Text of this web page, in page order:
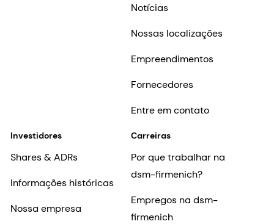
Notícias
Nossas localizações
Empreendimentos
Fornecedores
Entre em contato
Investidores
Shares & ADRs
Informações históricas
Nossa empresa
Carreiras
Por que trabalhar na
dsm-firmenich?
Empregos na dsm-
firmenich